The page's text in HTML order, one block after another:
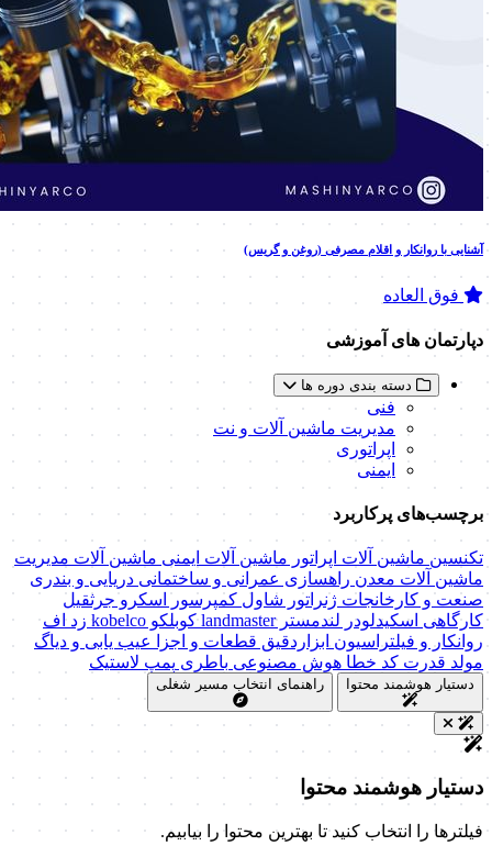
آشنایی با روانکار و اقلام مصرفی (روغن و گریس)
فوق العاده
دپارتمان های آموزشی
دسته بندی دوره ها
فنی
مدیریت ماشین آلات و نت
اپراتوری
ایمنی
برچسب‌های پرکاربرد
تکنسین ماشین آلات اپراتور ماشین آلات ایمنی ماشین آلات مدیریت
ماشین آلات معدن راهسازی عمرانی و ساختمانی دریایی و بندری
صنعت و کارخانجات ژنراتور شاول کمپرسور اسکروجرثقیل
کارگاهی اسکیدلودر لندمسترlandmaster کوبلکو kobelco زد اف
روانکار و فیلتراسیونابزاردقیق قطعات و اجزا
عیب یابی و دیاگ
مولد قدرت کد خطا هوش مصنوعی باطری پمپ لاستیک
دستیار هوشمند محتوا راهنمای انتخاب مسیر شغلی
دستیار هوشمند محتوا
فیلترها را انتخاب کنید تا بهترین محتوا را بیابیم.